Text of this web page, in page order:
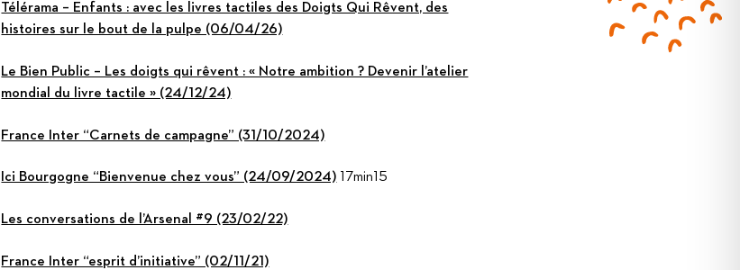
Télérama – Enfants : avec les livres tactiles des Doigts Qui Rêvent, des
histoires sur le bout de la pulpe (06/04/26)
Le Bien Public – Les doigts qui rêvent : « Notre ambition ? Devenir l’atelier
mondial du livre tactile » (24/12/24)
France Inter “Carnets de campagne” (31/10/2024)
Ici Bourgogne “Bienvenue chez vous” (24/09/2024) 17min15
Les conversations de l’Arsenal #9 (23/02/22)
France Inter “esprit d’initiative” (02/11/21)